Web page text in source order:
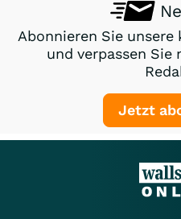
Abonnieren Sie
und verpassen Sie
Jetzt